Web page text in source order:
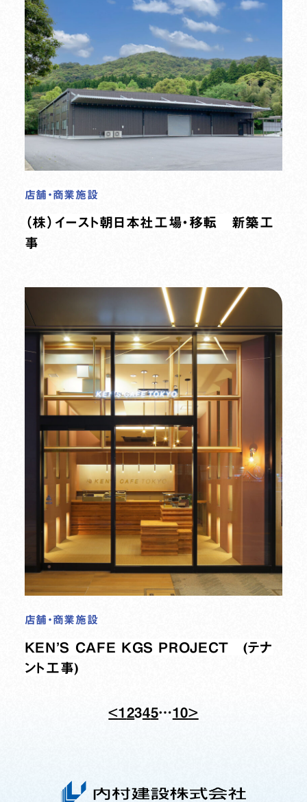
店舗・商業施設
（株）イースト朝日本社工場・移転 新築工
事
店舗・商業施設
KEN’S CAFE KGS PROJECT (テナ
ント工事)
<1 2345…10>